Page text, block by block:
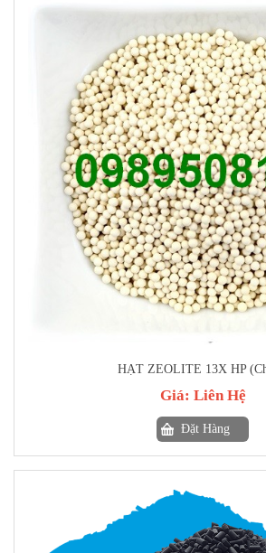
HẠT ZEOLITE 13X HP
Giá: Liên Hệ
Đặt Hàng